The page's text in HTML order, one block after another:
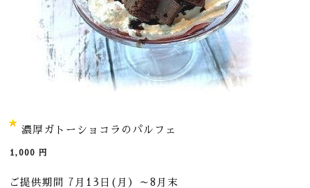
濃厚ガトーショコラのパルフェ
1,000 円
ご提供期間 7月13日(月）～8月末